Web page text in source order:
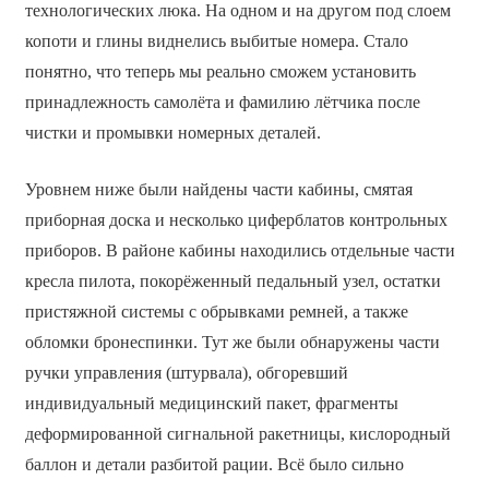
технологических люка. На одном и на другом под слоем
копоти и глины виднелись выбитые номера. Стало
понятно, что теперь мы реально сможем установить
принадлежность самолёта и фамилию лётчика после
чистки и промывки номерных деталей.
Уровнем ниже были найдены части кабины, смятая
приборная доска и несколько циферблатов контрольных
приборов. В районе кабины находились отдельные части
кресла пилота, покорёженный педальный узел, остатки
пристяжной системы с обрывками ремней, а также
обломки бронеспинки. Тут же были обнаружены части
ручки управления (штурвала), обгоревший
индивидуальный медицинский пакет, фрагменты
деформированной сигнальной ракетницы, кислородный
баллон и детали разбитой рации. Всё было сильно